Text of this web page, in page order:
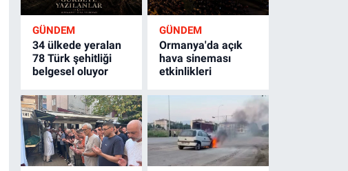
GÜNDEM
34 ülkede yeralan
78 Türk şehitliği
belgesel oluyor
GÜNDEM
Ormanya'da açık
hava sineması
etkinlikleri